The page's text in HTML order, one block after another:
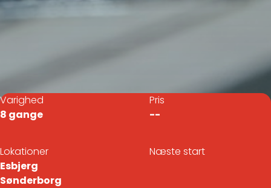
Varighed
8 gange
Pris
--
Næste start
Lokationer
Esbjerg
Sønderborg